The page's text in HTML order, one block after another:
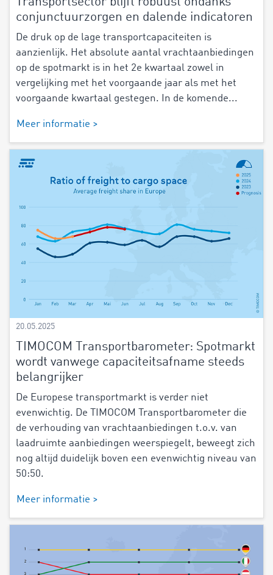
conjunctuurzorgen en dalende indicatoren
De druk op de lage transportcapaciteiten is
aanzienlijk. Het absolute aantal vrachtaanbiedingen
op de spotmarkt is in het 2e kwartaal zowel in
vergelijking met het voorgaande jaar als met het
voorgaande kwartaal gestegen. In de komende...
Meer informatie >
20.05.2025
TIMOCOM Transportbarometer: Spotmarkt
wordt vanwege capaciteitsafname steeds
belangrijker
De Europese transportmarkt is verder niet
evenwichtig. De TIMOCOM Transportbarometer die
de verhouding van vrachtaanbiedingen t.o.v. van
laadruimte aanbiedingen weerspiegelt, beweegt zich
nog altijd duidelijk boven een evenwichtig niveau van
50:50.
Meer informatie >